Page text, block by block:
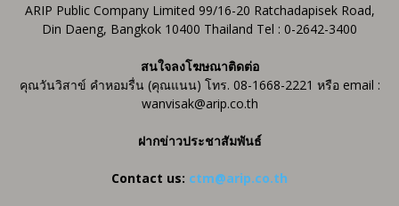
ARIP Public Company Limited 99/16-20 Ratchadapisek Road,
Din Daeng, Bangkok 10400 Thailand Tel : 0-2642-3400
สนใจลงโฆษณาติดต่อ
คุณวันวิสาข์ คำหอมรื่น (คุณแนน) โทร. 08-1668-2221 หรือ email :
wanvisak@arip.co.th
ฝากข่าวประชาสัมพันธ์
Contact us: ctm@arip.co.th